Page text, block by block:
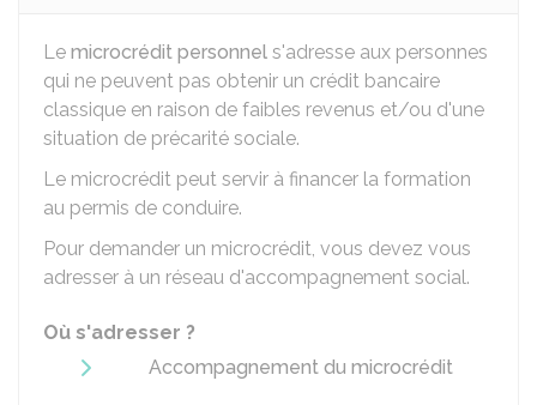
Le microcrédit personnel s'adresse aux personnes
qui ne peuvent pas obtenir un crédit bancaire
classique en raison de faibles revenus et/ou d'une
situation de précarité sociale.
Le microcrédit peut servir à financer la formation
au permis de conduire.
Pour demander un microcrédit, vous devez vous
adresser à un réseau d'accompagnement social.
Où s'adresser ?
Accompagnement du microcrédit